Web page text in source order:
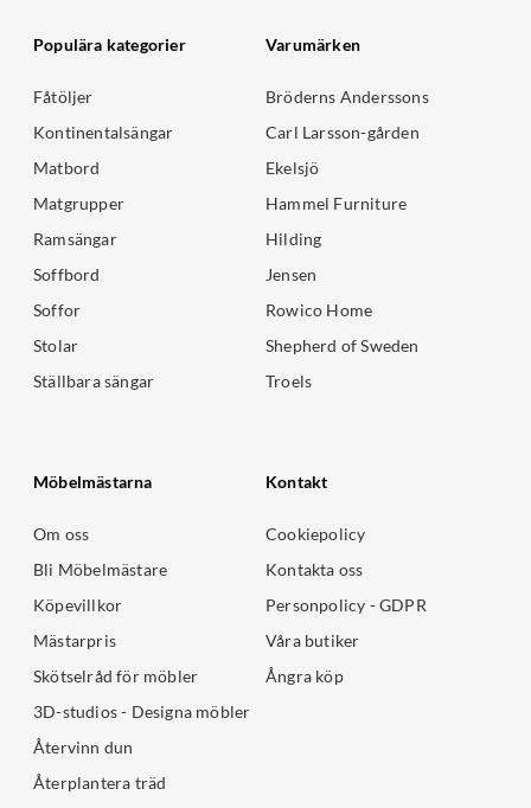
Populära kategorier
Fåtöljer
Kontinentalsängar
Matbord
Matgrupper
Ramsängar
Soffbord
Soffor
Stolar
Ställbara sängar
Varumärken
Bröderns Anderssons
Carl Larsson-gården
Ekelsjö
Hammel Furniture
Hilding
Jensen
Rowico Home
Shepherd of Sweden
Troels
Möbelmästarna
Om oss
Bli Möbelmästare
Köpevillkor
Mästarpris
Skötselråd för möbler
3D-studios - Designa möbler
Återvinn dun
Återplantera träd
Kontakt
Cookiepolicy
Kontakta oss
Personpolicy - GDPR
Våra butiker
Ångra köp